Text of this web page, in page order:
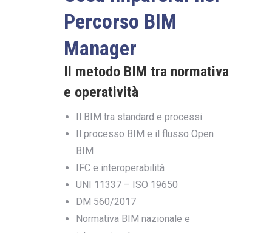
Percorso BIM
Manager
Il metodo BIM tra normativa
e operatività
Il BIM tra standard e processi
Il processo BIM e il flusso Open
BIM
IFC e interoperabilità
UNI 11337 – ISO 19650
DM 560/2017
Normativa BIM nazionale e